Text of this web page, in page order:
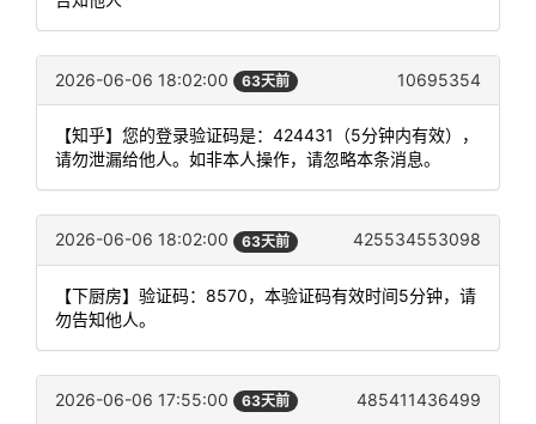
2026-06-06 18:02:00 63天前 10695354
【知乎】您的登录验证码是：424431（5分钟内有效），
请勿泄漏给他人。如非本人操作，请忽略本条消息。
2026-06-06 18:02:00 63天前 425534553098
【下厨房】验证码：8570，本验证码有效时间5分钟，请
勿告知他人。
2026-06-06 17:55:00 63天前 485411436499